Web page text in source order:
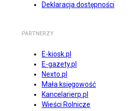
Deklaracja dostępności
PARTNERZY
E-kiosk.pl
E-gazety.pl
Nexto.pl
Mała księgowość
Kancelarierp.pl
Wieści Rolnicze